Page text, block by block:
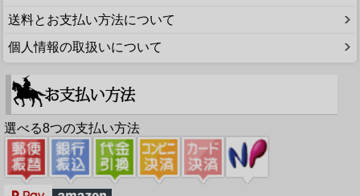
送料とお支払い方法について
個人情報の取扱いについて
選べる8つの支払い方法